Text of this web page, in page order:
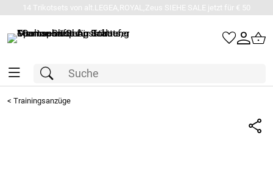
14 Trikotsets von alt.LEGEA,ROYAL,Zeus SIEHE SALE jetzt für € 50
< Trainingsanzüge